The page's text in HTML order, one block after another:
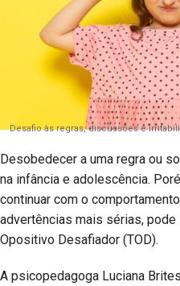
Desafio às regras, discussões e
Desobedecer a uma regra ou
na infância e adolescência.
continuar com o
advertências mais sérias,
Opositivo Desafiador (TOD).
A psicopedagoga Luciana